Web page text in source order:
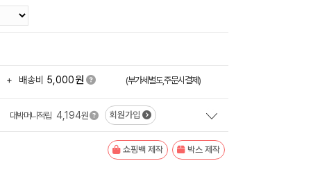
+ 배송비 5,000원 (부가세별도,주문시결제)
대박머니적립 4,194원 회원가입
쇼핑백 제작 박스 제작